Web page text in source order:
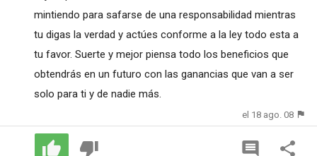
mintiendo para safarse de una responsabilidad mientras
tu digas la verdad y actúes conforme a la ley todo esta a
tu favor. Suerte y mejor piensa todo los beneficios que
obtendrás en un futuro con las ganancias que van a ser
solo para ti y de nadie más.
el 18 ago. 08